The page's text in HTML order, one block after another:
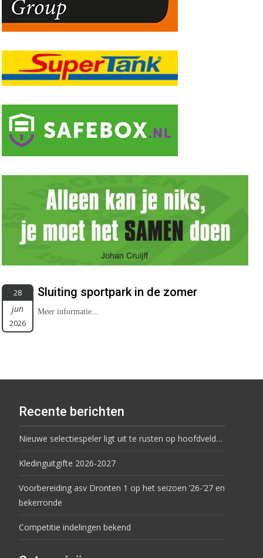
28
jun
2026
Sluiting sportpark in de zomer
Meer informatie...
Recente berichten
Nieuwe selectiespeler ligt uit te rusten op hoofdveld…
Kledinguitgifte 2026-2027
Voorbereiding asv Dronten 1 op het seizoen ’26-’27 en
bekerronde
Competitie indelingen bekend